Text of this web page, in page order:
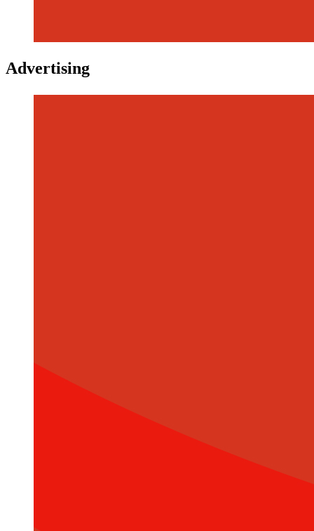
Advertising